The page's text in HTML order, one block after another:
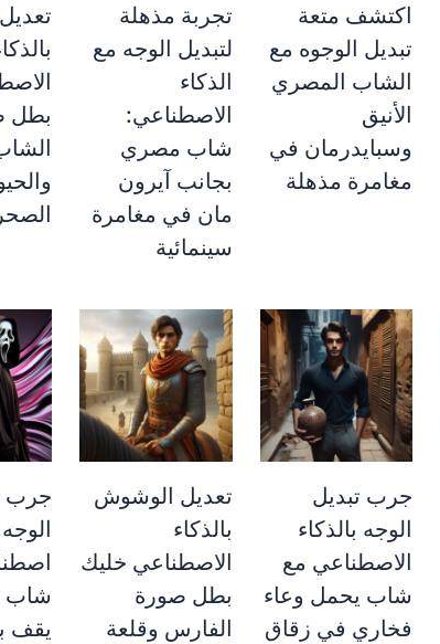
اكتشف متعة
تبديل الوجوه مع
الشاب المصري
الأنيق
وسبايدرمان في
مغامرة مذهلة
تجربة مذهلة
لتبديل الوجه مع
الذكاء
الاصطناعي:
شاب مصري
بجانب آيرون
مان في مغامرة
سينمائية
بطل
جرب تبديل
الوجه بالذكاء
الاصطناعي مع
شاب يحمل وعاء
فخاري في زقاق
تعديل الوشوش
بالذكاء
الاصطناعي خليك
بطل صورة
الفارس وقلعة
جرب
شاب
يقف